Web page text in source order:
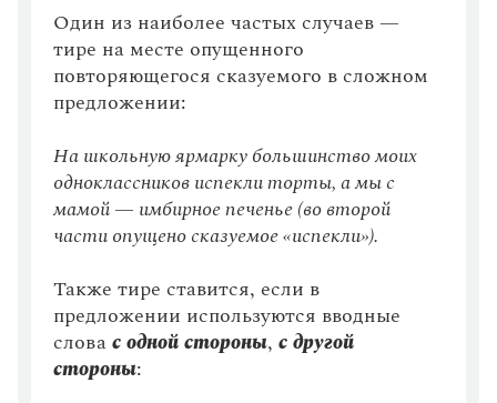
Монологи
Интервью
Лекции и подкасты
Рекомендуем
Учебник Грамоты
Правила русского языка: от азов до тонкостей
Скороговорки
Издательство
Корни с чередованием гласных, выбор которых
зависит от ударения
Пояснительные конструкции
выделительные обороты)
НЕ с наречиями
НЕ с причастиями
Обособленные приложения
НЕ с глаголами и деепричастиями
Обособленные несогласованные определения
Один из наиболее частых случаев —
тире на месте опущенного
повторяющегося сказуемого в сложном
предложении:
На школьную ярмарку большинство моих
одноклассников испекли торты, а мы с
мамой — имбирное печенье (во второй
части опущено сказуемое «испекли»).
Также тире ставится, если в
предложении используются вводные
слова с одной стороны, с другой
стороны: